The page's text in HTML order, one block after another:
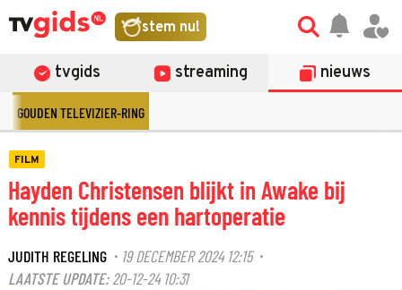
stem nu!
tvgids streaming nieuws
GOUDEN TELEVIZIER-RING
FILM
Hayden Christensen blijkt in Awake bij
kennis tijdens een hartoperatie
JUDITH REGELING · 19 DECEMBER 2024 12:15·
LAATSTE UPDATE: 20-12-24 10:31